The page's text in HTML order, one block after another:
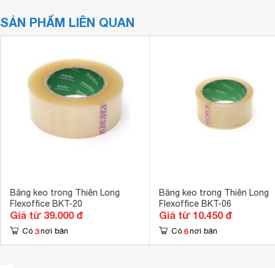
SẢN PHẨM LIÊN QUAN
Băng keo trong Thiên Long
Flexoffice BKT-20
Giá từ 39.000 đ
Có 3 nơi bán
Băng keo trong Thiên Long
Flexoffice BKT-06
Giá từ 10.450 đ
Có 6 nơi bán